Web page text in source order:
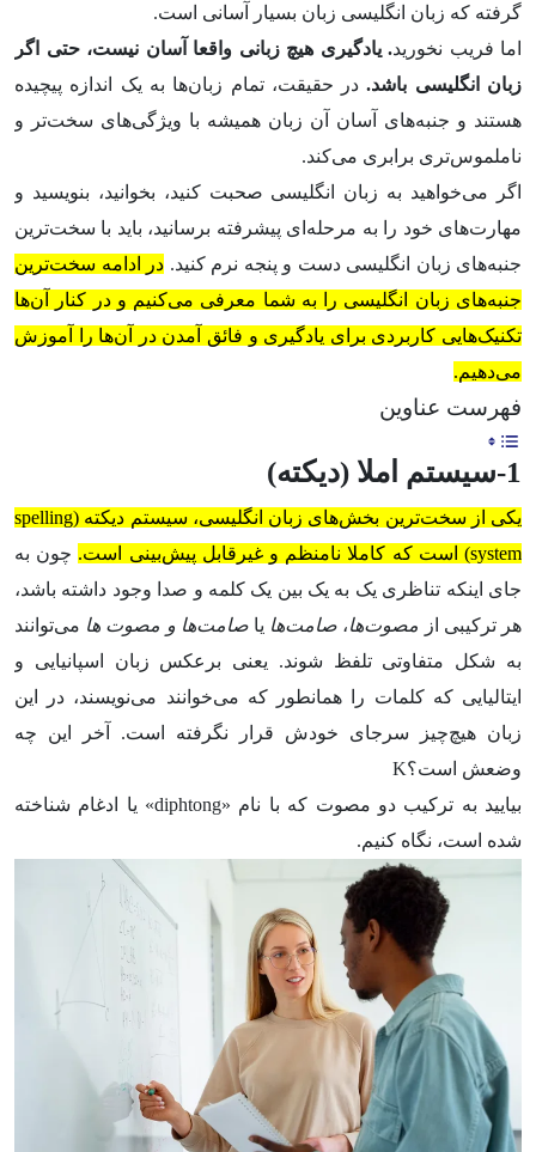
گرفته که زبان انگلیسی زبان بسیار آسانی است.
اما فریب نخورید. یادگیری هیچ زبانی واقعا آسان نیست، حتی اگر
زبان انگلیسی باشد. در حقیقت، تمام زبان‌ها به یک اندازه پیچیده
هستند و جنبه‌های آسان آن زبان همیشه با ویژگی‌های سخت‌تر و
ناملموس‌تری برابری می‌کند.
اگر می‌خواهید به زبان انگلیسی صحبت کنید، بخوانید،‌ بنویسید و
مهارت‌های خود را به مرحله‌ای پیشرفته برسانید، باید با سخت‌ترین
جنبه‌های زبان انگلیسی دست و پنجه نرم کنید. در ادامه سخت‌ترین
جنبه‌های زبان انگلیسی را به شما معرفی می‌کنیم و در کنار آن‌ها
تکنیک‌هایی کاربردی برای یادگیری و فائق آمدن در آن‌ها را آموزش
می‌دهیم.
فهرست عناوین
1-سیستم املا (دیکته)
یکی از سخت‌ترین بخش‌های زبان انگلیسی، سیستم دیکته (spelling
system) است که کاملا نامنظم و غیرقابل پیش‌بینی است.
چون به
جای اینکه تناظری یک به یک بین یک کلمه و صدا وجود داشته باشد،
هر ترکیبی از مصوت‌ها، صامت‌ها یاصامت‌ها و مصوت ها می‌توانند
به شکل متفاوتی تلفظ شوند. یعنی برعکس زبان اسپانیایی و
ایتالیایی که کلمات را همانطور که می‌خوانند می‌نویسند، در این
زبان هیچ‌چیز سرجای خودش قرار نگرفته است. آخر این چه
وضعش است؟K
بیایید به ترکیب دو مصوت که با نام «diphtong» یا ادغام شناخته
شده است، نگاه کنیم.